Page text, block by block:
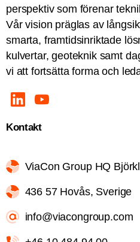
perspektiv som förenar
Vår vision präglas av
smarta, framtidsinriktade
kulvertar, geoteknik samt
vi att fortsätta forma och
Kontakt
ViaCon Group HQ
436 57 Hovås, Sverige
info@viacongroup.com